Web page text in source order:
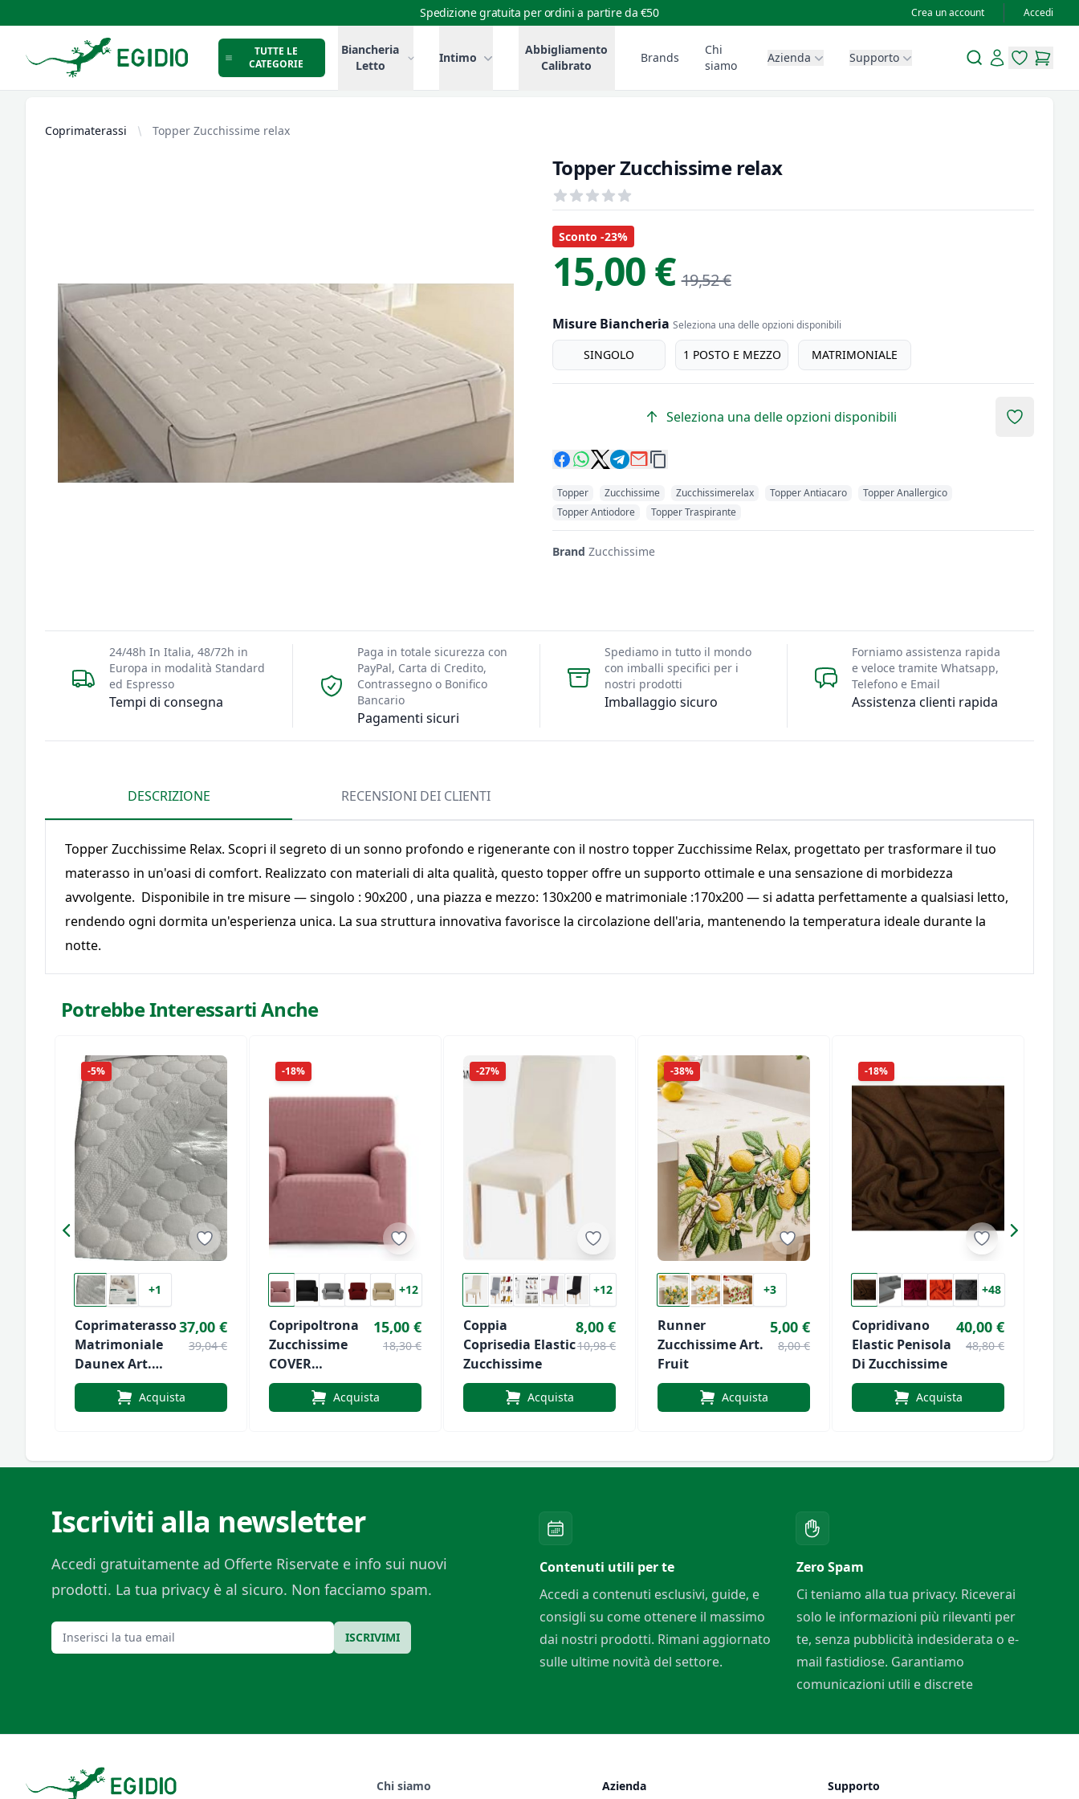
Spedizione gratuita per ordini a partire da €50 Crea un account Accedi
Intimo Egidio
TUTTE LE
CATEGORIE
Biancheria
Letto
Intimo
Abbigliamento
Calibrato
Brands
Chi
siamo
Azienda Supporto SearchAccount
items in
items
Coprimaterassi Topper Zucchissime relax
Topper Zucchissime relax
Recensioni
out of 5 stars
Informazioni Prodotto
Descrizione riassuntiva
Sconto -23%
15,00 € 19,52 €
Misure Biancheria Seleziona una delle opzioni disponibili
misure biancheria
SINGOLO 1 POSTO E MEZZO MATRIMONIALE
Seleziona una delle opzioni disponibili Add to
Topper Zucchissime Zucchissimerelax Topper Antiacaro
Topper Anallergico
Topper Antiodore
Topper Traspirante
Brand Zucchissime
Tempi di consegna
24/48h In Italia, 48/72h in
Europa in modalità Standard
ed Espresso
Pagamenti sicuri
Paga in totale sicurezza con
PayPal, Carta di Credito,
Contrassegno o Bonifico
Bancario
Imballaggio sicuro
Spediamo in tutto il mondo
con imballi specifici per i
nostri prodotti
Assistenza clienti rapida
Forniamo assistenza rapida
e veloce tramite Whatsapp,
Telefono e Email
DESCRIZIONE RECENSIONI DEI CLIENTI
Topper Zucchissime Relax. Scopri il segreto di un sonno profondo e rigenerante con il nostro topper Zucchissime Relax, progettato per trasformare il tuo
materasso in un'oasi di comfort. Realizzato con materiali di alta qualità, questo topper offre un supporto ottimale e una sensazione di morbidezza
avvolgente. Disponibile in tre misure — singolo : 90x200 , una piazza e mezzo: 130x200 e matrimoniale :170x200 — si adatta perfettamente a qualsiasi letto,
rendendo ogni dormita un'esperienza unica. La sua struttura innovativa favorisce la circolazione dell'aria, mantenendo la temperatura ideale durante la
notte.
Potrebbe Interessarti Anche
-5%
+1
Coprimaterasso
Matrimoniale
Daunex Art.
Relax
37,00 €
39,04 €
Acquista
-18%
+12
Copripoltrona
Zucchissime
COVER
Elasticizzato
15,00 €
18,30 €
Acquista
-27%
+12
Coppia
Coprisedia Elastic
Zucchissime
8,00 €
10,98 €
Acquista
-38%
+3
Runner
Zucchissime Art.
Fruit
5,00 €
8,00 €
Acquista
-18%
+48
Copridivano
Elastic Penisola
Di Zucchissime
40,00 €
48,80 €
Acquista
Iscriviti alla newsletter
Accedi gratuitamente ad Offerte Riservate e info sui nuovi
prodotti. La tua privacy è al sicuro. Non facciamo spam.
Email ISCRIVIMI
Contenuti utili per te
Accedi a contenuti esclusivi, guide, e
consigli su come ottenere il massimo
dai nostri prodotti. Rimani aggiornato
sulle ultime novità del settore.
Zero Spam
Ci teniamo alla tua privacy. Riceverai
solo le informazioni più rilevanti per
te, senza pubblicità indesiderata o e-
mail fastidiose. Garantiamo
comunicazioni utili e discrete
Chi siamo Azienda Supporto